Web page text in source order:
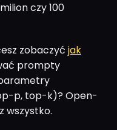
czy 100
zobaczyć jak
prompty
p, top-k)? Open-
wszystko.